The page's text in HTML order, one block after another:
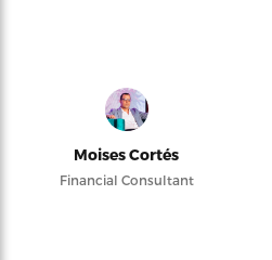
Moises Cortés
Financial Consultant